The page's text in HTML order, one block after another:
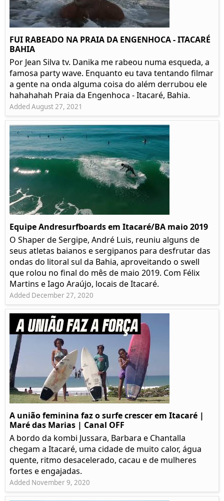
FUI RABEADO NA PRAIA DA ENGENHOCA - ITACARÉ
BAHIA
Por Jean Silva tv. Danika me rabeou numa esqueda, a
famosa party wave. Enquanto eu tava tentando filmar
a gente na onda alguma coisa do além derrubou ele
hahahahah Praia da Engenhoca - Itacaré, Bahia.
Added August 27, 2021
Equipe Andresurfboards em Itacaré/BA maio 2019
O Shaper de Sergipe, André Luis, reuniu alguns de
seus atletas baianos e sergipanos para desfrutar das
ondas do litoral sul da Bahia, aproveitando o swell
que rolou no final do mês de maio 2019. Com Félix
Martins e Iago Araújo, locais de Itacaré.
Added December 27, 2020
A união feminina faz o surfe crescer em Itacaré |
Maré das Marias | Canal OFF
A bordo da kombi Jussara, Barbara e Chantalla
chegam a Itacaré, uma cidade de muito calor, água
quente, ritmo desacelerado, cacau e de mulheres
fortes e engajadas.
Added November 9, 2020